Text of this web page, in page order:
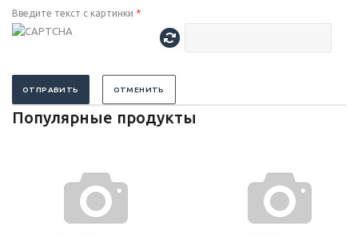
Введите текст с картинки *
ОТПРАВИТЬ ОТМЕНИТЬ
Популярные продукты